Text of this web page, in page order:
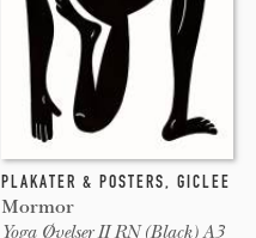
PLAKATER & POSTERS, GICLEE
Mormor
Yoga Øvelser II RN (Black) A3